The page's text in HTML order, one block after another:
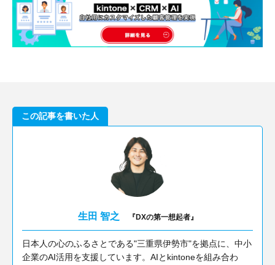
この記事を書いた人
生田 智之 『DXの第一想起者』
日本人の心のふるさとである"三重県伊勢市"を拠点に、中小
企業のAI活用を支援しています。AIとkintoneを組み合わ